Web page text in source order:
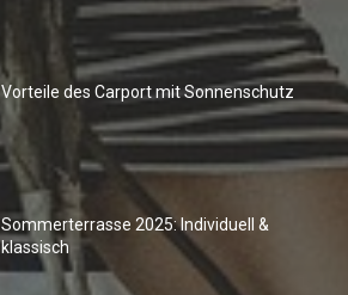
Vorteile des Carport mit Sonnenschutz
Sommerterrasse 2025: Individuell &
klassisch